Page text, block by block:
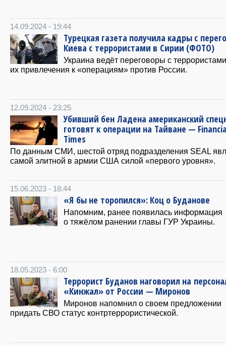
14.09.2024 - 19:44
Турецкая газета получила кадры с
Киева с террористами в Сирии (ФОТО)
Украина ведёт переговоры с
их привлечения к «операциям» против России.
12.09.2024 - 23:25
Убивший бен Ладена американский
готовят к операции на Тайване —
Times
По данным СМИ, шестой отряд подразделения SEAL
самой элитной в армии США силой «первого уровня».
15.06.2023 - 18:44
«Я бы не торопился»: Коц о Буданове
Напомним, ранее появилась информация
о тяжёлом ранении главы ГУР Украины.
18.05.2023 - 6:00
Террорист Буданов наговорил на
«Кинжал» от России — Миронов
Миронов напомнил о своем предложении
придать СВО статус контртеррористической.